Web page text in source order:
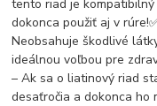
tento riad je
dokonca použiť aj v
Neobsahuje škodlivé
ideálnou voľbou pre
– Ak sa o liatinový riad
desaťročia a dokonca ho